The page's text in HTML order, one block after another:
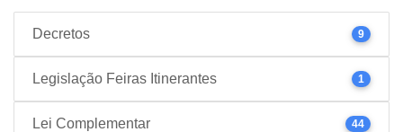
Decretos 9
Legislação Feiras Itinerantes 1
Lei Complementar 44